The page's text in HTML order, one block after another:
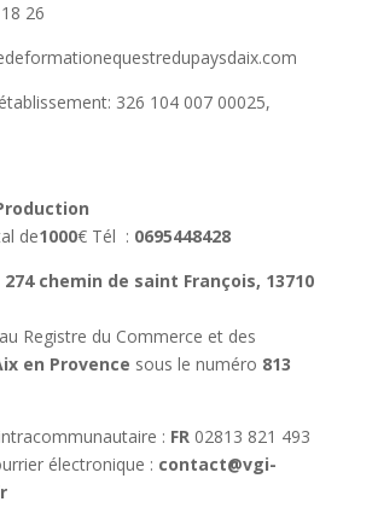
26
326 104 007 00025,
de1000€ Tél : 0695448428
chemin de saint François, 13710
Registre du Commerce et des
en Provence sous le numéro 813
: FR 02813 821 493
électronique : contact@vgi-